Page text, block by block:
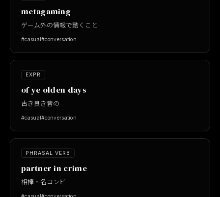
metagaming
ゲーム外の情報で動くこと
#casual#conversation
EXPR
of ye olden days
古き良き昔の
#casual#conversation
PHRASAL VERB
partner in crime
相棒・名コンビ